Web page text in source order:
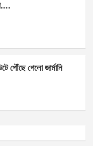
পৌঁছে গেলো জার্মানি